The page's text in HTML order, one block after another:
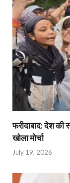
फरीदाबाद: देश की
खोला मोर्चा
July 19, 2026